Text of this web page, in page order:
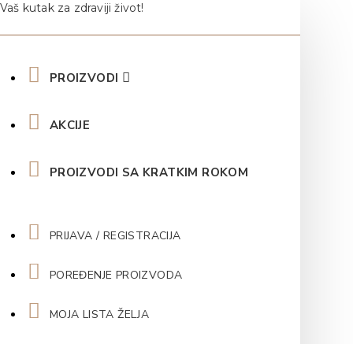
Vaš kutak za zdraviji život!
PROIZVODI
AKCIJE
PROIZVODI SA KRATKIM ROKOM
PRIJAVA / REGISTRACIJA
POREĐENJE PROIZVODA
MOJA LISTA ŽELJA